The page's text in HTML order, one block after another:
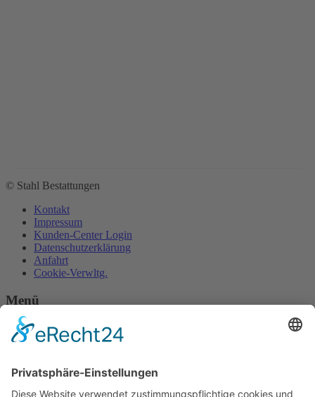
© Stahl Bestattungen
Kontakt
Impressum
Kunden-Center Login
Datenschutzerklärung
Anfahrt
Cookie-Verwltg.
Menü
Über uns
Vorsorge
Online-Services für den Trauerfall
Bestattung